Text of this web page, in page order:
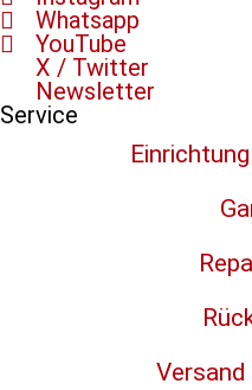
Whatsapp
YouTube
X / Twitter
Newsletter
Service
Versand